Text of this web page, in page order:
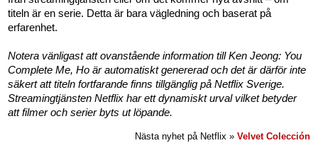
titeln är en serie. Detta är bara vägledning och baserat på
erfarenhet.
Notera vänligast att ovanstående information till Ken Jeong: You
Complete Me, Ho är automatiskt genererad och det är därför inte
säkert att titeln fortfarande finns tillgänglig på Netflix Sverige.
Streamingtjänsten Netflix har ett dynamiskt urval vilket betyder
att filmer och serier byts ut löpande.
Nästa nyhet på Netflix » Velvet Colección